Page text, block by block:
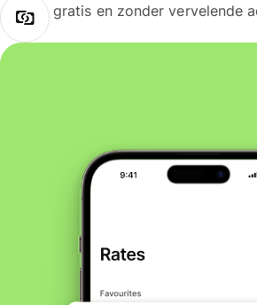
gratis en zonder vervelende